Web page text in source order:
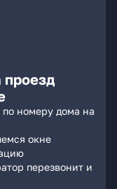
проезд
номеру дома на
окне
перезвонит и